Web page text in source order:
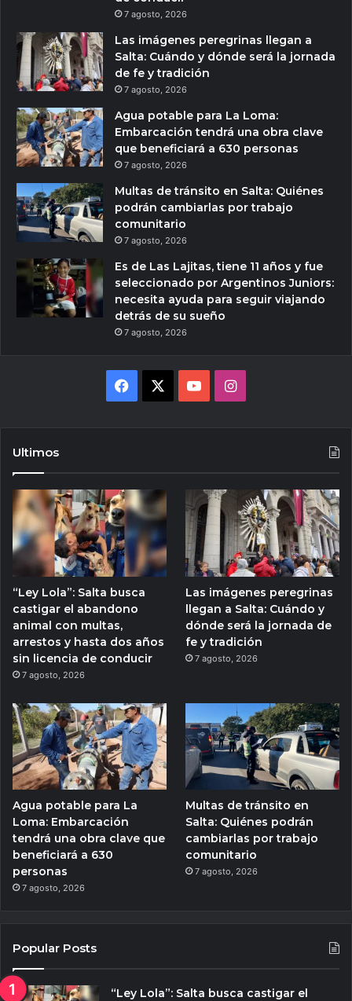
7 agosto, 2026
Las imágenes peregrinas llegan a
Salta: Cuándo y dónde será la jornada
de fe y tradición
7 agosto, 2026
Agua potable para La Loma:
Embarcación tendrá una obra clave
que beneficiará a 630 personas
7 agosto, 2026
Multas de tránsito en Salta: Quiénes
podrán cambiarlas por trabajo
comunitario
7 agosto, 2026
Es de Las Lajitas, tiene 11 años y fue
seleccionado por Argentinos Juniors:
necesita ayuda para seguir viajando
detrás de su sueño
7 agosto, 2026
Facebook YouTubeInstagram
Ultimos
“Ley Lola”: Salta busca
castigar el abandono
animal con multas,
arrestos y hasta dos años
sin licencia de conducir
7 agosto, 2026
Las imágenes peregrinas
llegan a Salta: Cuándo y
dónde será la jornada de
fe y tradición
7 agosto, 2026
Agua potable para La
Loma: Embarcación
tendrá una obra clave que
beneficiará a 630
personas
7 agosto, 2026
Multas de tránsito en
Salta: Quiénes podrán
cambiarlas por trabajo
comunitario
7 agosto, 2026
Popular Posts
“Ley Lola”: Salta busca castigar el